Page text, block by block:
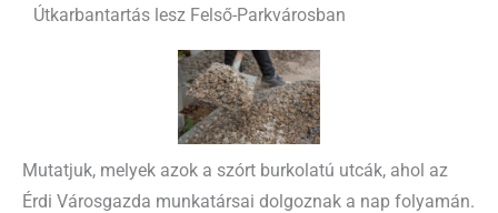
Útkarbantartás lesz Felső-Parkvárosban
Mutatjuk, melyek azok a szórt burkolatú utcák, ahol az
Érdi Városgazda munkatársai dolgoznak a nap folyamán.